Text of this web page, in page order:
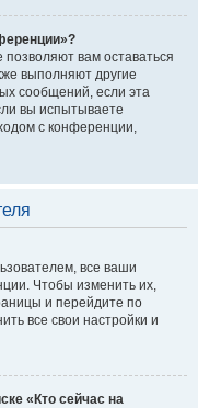
вам оставаться
выполняют другие
сообщений, если эта
вы испытываете
с конференции,
все ваши
Чтобы изменить их,
и перейдите по
все свои настройки и
«Кто сейчас на